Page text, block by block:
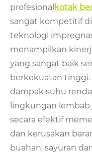
profesional kotak
sangat kompetitif
teknologi
menampilkan
yang sangat baik
berkekuatan
dampak suhu
lingkungan lembab
secara efektif
dan kerusakan
buahan, sayuran